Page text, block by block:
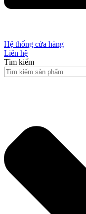
Hệ thống cửa hàng
Liên hệ
Tìm kiếm